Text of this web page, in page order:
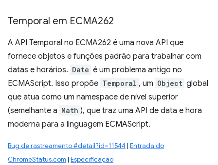
Temporal em ECMA262
A API Temporal no ECMA262 é uma nova API que
fornece objetos e funções padrão para trabalhar com
datas e horários. Date é um problema antigo no
ECMAScript. Isso propõe Temporal , um Object global
que atua como um namespace de nível superior
(semelhante a Math ), que traz uma API de data e hora
moderna para a linguagem ECMAScript.
Bug de rastreamento #detail?id=11544 | Entrada do
ChromeStatus.com | Especificação